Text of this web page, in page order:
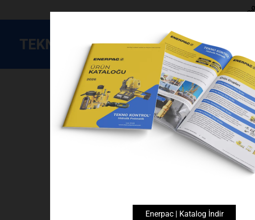
Enerpac Hidrolik Silindirler, Kaldırma Ekipmanları ve Sistemleri
Enerpac | Katalog İndir